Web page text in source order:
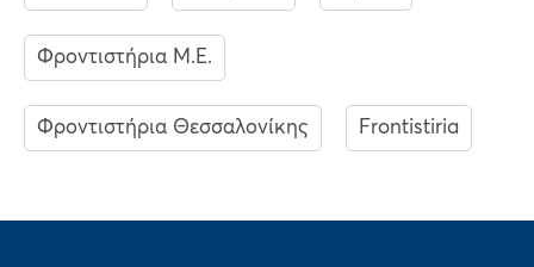
Φροντιστήρια Μ.Ε.
Φροντιστήρια Θεσσαλονίκης Frontistiria